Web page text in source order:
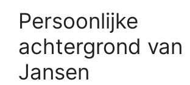
Persoonlijke
achtergrond van
Jansen